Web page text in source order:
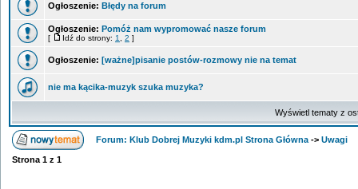
Ogłoszenie: Błędy na forum
Ogłoszenie: Pomóż nam wypromować nasze forum
[ Idź do strony: 1 2 ]
Ogłoszenie: [ważne]pisanie postów-rozmowy nie na temat
nie ma kącika-muzyk szuka muzyka?
Wyświetl tematy z
Forum: Klub Dobrej Muzyki kdm.pl Strona Główna -> Uwagi
Strona 1 z 1